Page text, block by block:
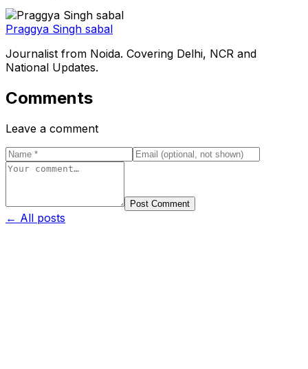
Praggya Singh sabal
Journalist from Noida. Covering Delhi, NCR and
National Updates.
Comments
Leave a comment
Post Comment
← All posts